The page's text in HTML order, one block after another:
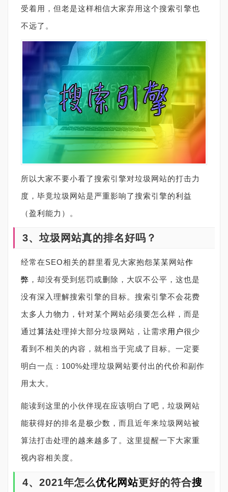
受着用，但老是这样相信大家弃用这个搜索引擎也
不远了。
所以大家不要小看了搜索引擎对垃圾网站的打击力
度，毕竟垃圾网站是严重影响了搜索引擎的利益
（盈利能力）。
3、垃圾网站真的排名好吗？
经常在SEO相关的群里看见大家抱怨某某网站作
弊 ，却没有受到惩罚或删除，大叹不公平，这也是
没有深入理解搜索引擎的目标。搜索引擎不会花费
太多人力物力，针对某个网站必须要怎么样，而是
通过算法处理掉大部分垃圾网站，让需求用户很少
看到不相关的内容，就相当于完成了目标。一定要
明白一点： 100%处理垃圾网站要付出的代价和副作
用太大。
能读到这里的小伙伴现在应该明白了吧，垃圾网站
能获得好的排名是极少数，而且近年来垃圾网站被
算法打击处理的越来越多了。这里提醒一下大家重
视内容相关度。
4、 2021年怎么优化网站更好的符合搜